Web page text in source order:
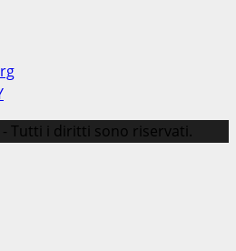
- Tutti i diritti sono riservati.